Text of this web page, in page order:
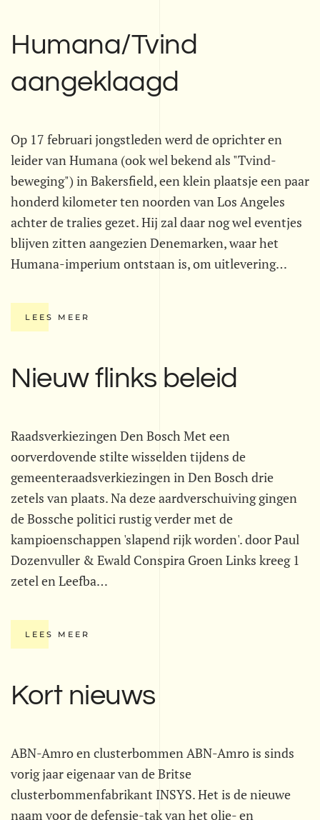
Humana/Tvind
aangeklaagd
Op 17 februari jongstleden werd de oprichter en
leider van Humana (ook wel bekend als "Tvind-
beweging") in Bakersfield, een klein plaatsje een paar
honderd kilometer ten noorden van Los Angeles
achter de tralies gezet. Hij zal daar nog wel eventjes
blijven zitten aangezien Denemarken, waar het
Humana-imperium ontstaan is, om uitlevering…
LEES MEER
Nieuw flinks beleid
Raadsverkiezingen Den Bosch Met een
oorverdovende stilte wisselden tijdens de
gemeenteraadsverkiezingen in Den Bosch drie
zetels van plaats. Na deze aardverschuiving gingen
de Bossche politici rustig verder met de
kampioenschappen 'slapend rijk worden'. door Paul
Dozenvuller & Ewald Conspira Groen Links kreeg 1
zetel en Leefba…
LEES MEER
Kort nieuws
ABN-Amro en clusterbommen ABN-Amro is sinds
vorig jaar eigenaar van de Britse
clusterbommenfabrikant INSYS. Het is de nieuwe
naam voor de defensie-tak van het olie- en